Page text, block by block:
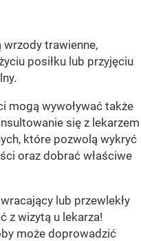
wrzody trawienne,
posiłku lub przyjęciu
mogą wywoływać także
się z lekarzem
które pozwolą wykryć
oraz dobrać właściwe
lub przewlekły
z wizytą u lekarza!
może doprowadzić